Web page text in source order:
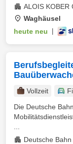
ALOIS KOBER
Waghäusel
heute neu
Vollzeit
Die Deutsche
Deutsche Bahn